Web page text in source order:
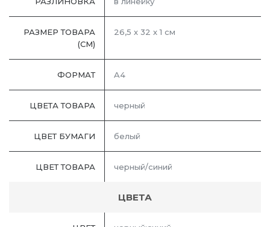
РАЗМЕР ТОВАРА
(СМ)
26,5 х 32 х 1 см
ФОРМАТ A4
ЦВЕТА ТОВАРА черный
ЦВЕТ БУМАГИ белый
ЦВЕТ ТОВАРА черный/синий
ЦВЕТА